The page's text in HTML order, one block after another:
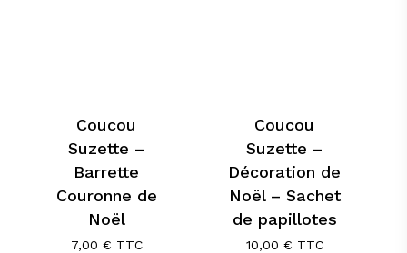
Coucou
Suzette –
Barrette
Couronne de
Noël
7,00 € TTC
Coucou
Suzette –
Décoration de
Noël – Sachet
de papillotes
10,00 € TTC